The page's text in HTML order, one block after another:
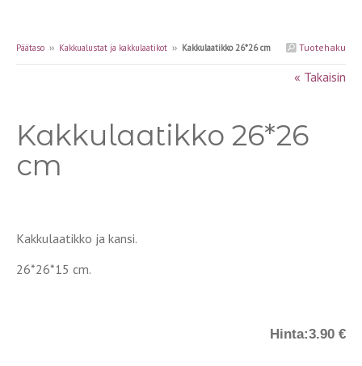
Tuotehaku
Päätaso ›› Kakkualustat ja kakkulaatikot ›› Kakkulaatikko 26*26 cm
« Takaisin
Kakkulaatikko 26*26
cm
Kakkulaatikko ja kansi.
26*26*15 cm.
Hinta:3.90 €